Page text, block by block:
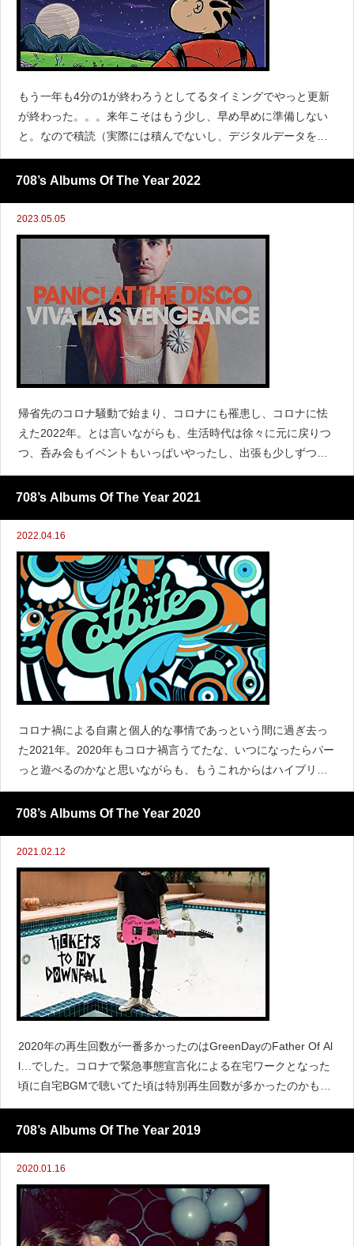
もう一年も4分の1が終わろうとしてるタイミングでやっと更新
が終わった。。。来年こそはもう少し、早め早めに準備しない
と。なので積読（実際には積んでないし、デジタルデータをシ
ョッピングバッグに入れたまま）を減らして、休みの日に音楽
聴く時間増やして、時間を有効活用しよう。さて、2023年は、
708’s Albums Of The Year 2022
2023.05.05
帰省先のコロナ騒動で始まり、コロナにも罹患し、コロナに怯
えた2022年。とは言いながらも、生活時代は徐々に元に戻りつ
つ、呑み会もイベントもいっぱいやったし、出張も少しずつ行
ったりと、日常に戻りつつあることを実感した一年でした。202
2年は大御所のリリースが続いたり、世の中のCityPopブー
708’s Albums Of The Year 2021
2022.04.16
コロナ禍による自粛と個人的な事情であっという間に過ぎ去っ
た2021年。2020年もコロナ禍言うてたな、いつになったらパー
っと遊べるのかなと思いながらも、もうこれからはハイブリッ
ドな感じで元に戻ると言うのではないんだろうな。さて、2021
年はPUNKシーンが盛り上がりました。大御所から新人、は
708’s Albums Of The Year 2020
2021.02.12
2020年の再生回数が一番多かったのはGreenDayのFather Of Al
l…でした。コロナで緊急事態宣言化による在宅ワークとなった
頃に自宅BGMで聴いてた頃は特別再生回数が多かったのかも。
https://www.youtube.com/watch?v=eXv00PJ9IQMまた、今年は
708’s Albums Of The Year 2019
2020.01.16